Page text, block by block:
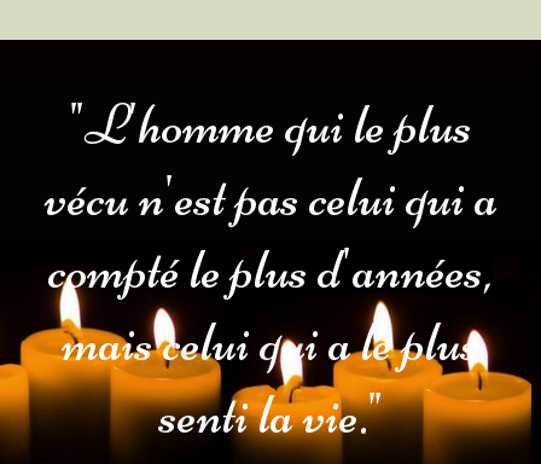
"L'homme qui le plus
vécu n'est pas celui qui a
compté le plus d'années,
mais celui qui a le plus
senti la vie."